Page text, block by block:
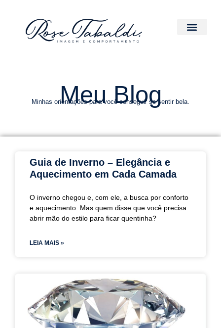
Meu Blog
Minhas orientações para você conseguir se sentir bela.
Guia de Inverno – Elegância e
Aquecimento em Cada Camada
O inverno chegou e, com ele, a busca por conforto
e aquecimento. Mas quem disse que você precisa
abrir mão do estilo para ficar quentinha?
LEIA MAIS »